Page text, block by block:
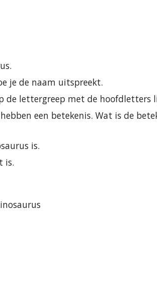
je de naam uitspreekt.
de lettergreep met de hoofdletters
een betekenis. Wat is de
is.
is.